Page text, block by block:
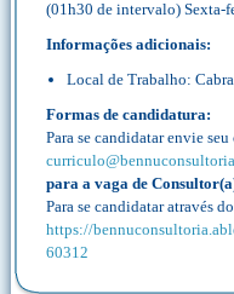
(01h30 de intervalo) Sexta-
Informações adicionais:
Local de Trabalho:
Formas de candidatura:
Para se candidatar envie
para a vaga de
Para se candidatar através
https://
60312